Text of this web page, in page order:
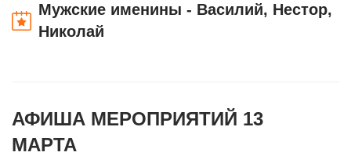
Мужские именины - Василий, Нестор,
Николай
АФИША МЕРОПРИЯТИЙ 13
МАРТА